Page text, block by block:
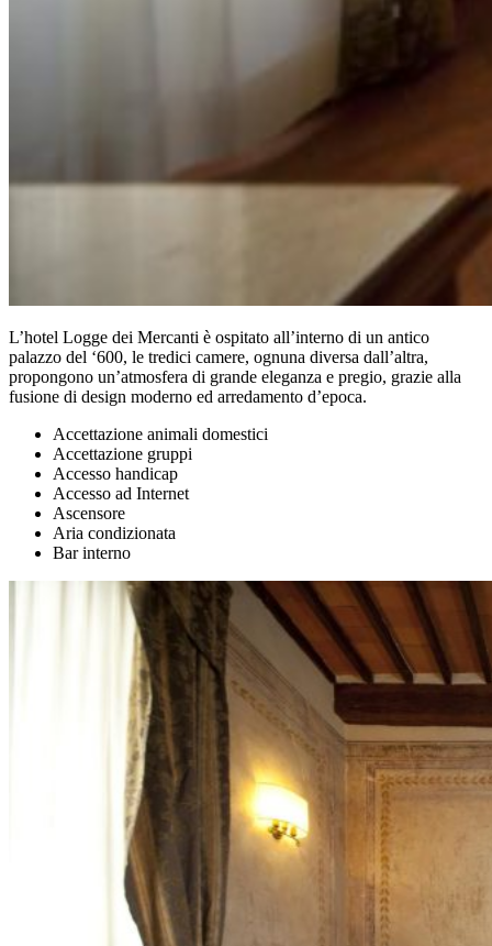
L’hotel Logge dei Mercanti è ospitato all’interno di un antico
palazzo del ‘600, le tredici camere, ognuna diversa dall’altra,
propongono un’atmosfera di grande eleganza e pregio, grazie alla
fusione di design moderno ed arredamento d’epoca.
Accettazione animali domestici
Accettazione gruppi
Accesso handicap
Accesso ad Internet
Ascensore
Aria condizionata
Bar interno